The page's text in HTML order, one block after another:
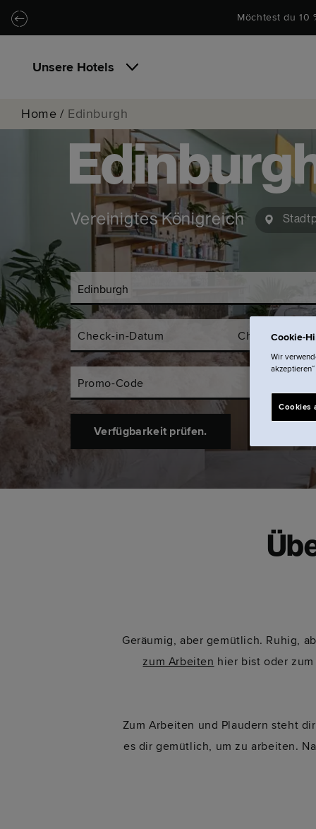
Zu Hauptinhalt springen
Locke.Header.SkipToNav Möchtest du 10
Unsere Hotels
Home / Edinburgh
Vereinigtes Königreich
Check-in-Datum Check-out-
Promo-Code
Verfügbarkeit prüfen.
Geräumig, aber gemütlich. Ruhig,
zum Arbeiten hier bist oder
Zum Arbeiten und Plaudern steht
es dir gemütlich, um zu arbeiten.
Cookie-
Wir
Cookies